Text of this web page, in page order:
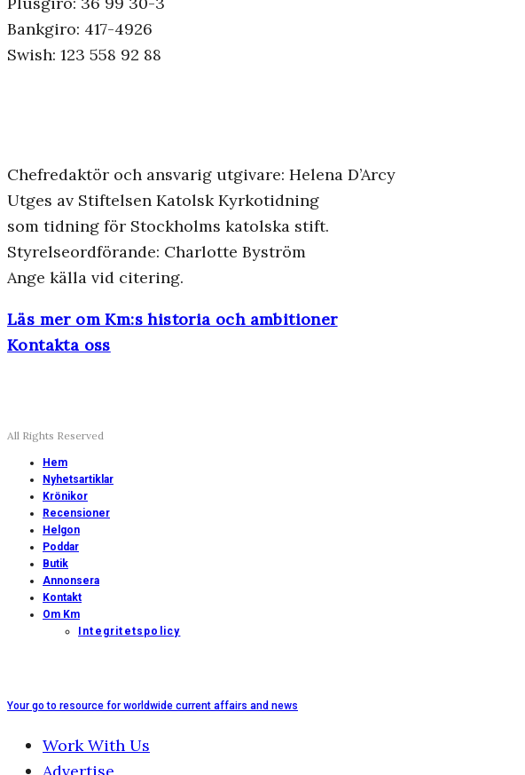
Bankgiro: 417-4926
Swish: 123 558 92 88
Chefredaktör och ansvarig utgivare: Helena D’Arcy
Utges av Stiftelsen Katolsk Kyrkotidning
som tidning för Stockholms katolska stift.
Styrelseordförande: Charlotte Byström
Ange källa vid citering.
Läs mer om Km:s historia och ambitioner
Kontakta oss
All Rights Reserved
Hem
Nyhetsartiklar
Krönikor
Recensioner
Helgon
Poddar
Butik
Annonsera
Kontakt
Om Km
Integritetspolicy
Your go to resource for worldwide current affairs and news
Work With Us